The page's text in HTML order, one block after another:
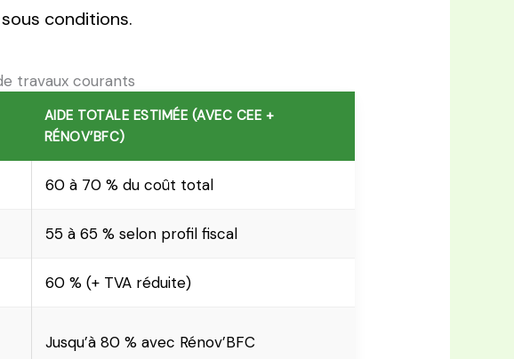
conditions.
travaux courants
AIDE TOTALE ESTIMÉE (AVEC CEE +
RÉNOV’BFC)
60 à 70 % du coût total
55 à 65 % selon profil fiscal
60 % (+ TVA réduite)
Jusqu’à 80 % avec Rénov’BFC